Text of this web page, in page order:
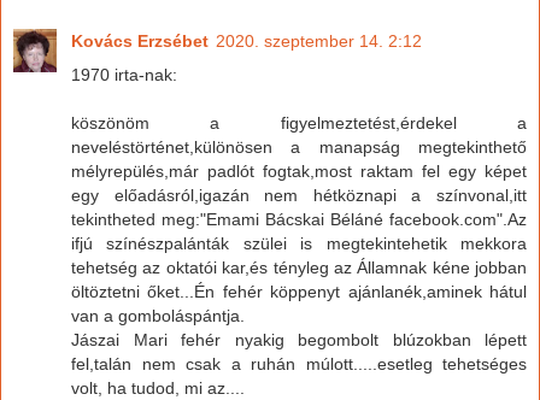
Kovács Erzsébet 2020. szeptember 14. 2:12
1970 irta-nak:
köszönöm a figyelmeztetést,érdekel a
neveléstörténet,különösen a manapság megtekinthető
mélyrepülés,már padlót fogtak,most raktam fel egy képet
egy előadásról,igazán nem hétköznapi a színvonal,itt
tekintheted meg:"Emami Bácskai Béláné facebook.com".Az
ifjú színészpalánták szülei is megtekintehetik mekkora
tehetség az oktatói kar,és tényleg az Államnak kéne jobban
öltöztetni őket...Én fehér köppenyt ajánlanék,aminek hátul
van a gomboláspántja.
Jászai Mari fehér nyakig begombolt blúzokban lépett
fel,talán nem csak a ruhán múlott.....esetleg tehetséges
volt, ha tudod, mi az....